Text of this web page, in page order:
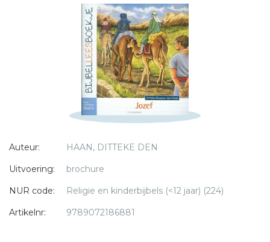
Auteur:
HAAN, DITTEKE DEN
Uitvoering:
brochure
NUR code:
Religie en kinderbijbels (<12 jaar) (224)
Artikelnr:
9789072186881